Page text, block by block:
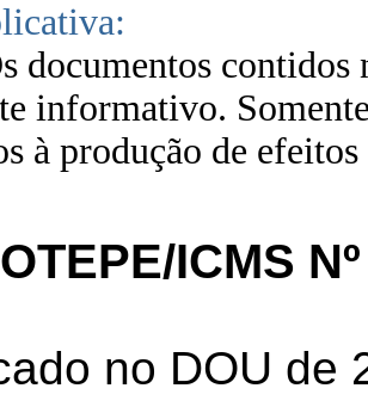
documentos contidos
informativo.
à produção de
ICMS
no DOU de